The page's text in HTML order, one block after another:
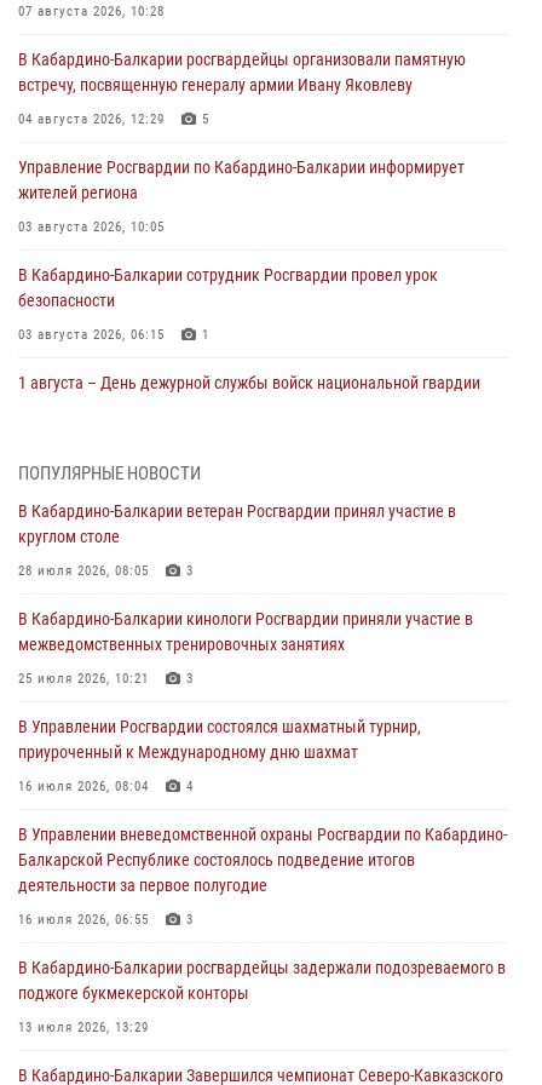
07 августа 2026, 10:28
В Кабардино-Балкарии росгвардейцы организовали памятную
встречу, посвященную генералу армии Ивану Яковлеву
04 августа 2026, 12:29 5
Управление Росгвардии по Кабардино-Балкарии информирует
жителей региона
03 августа 2026, 10:05
В Кабардино‑Балкарии сотрудник Росгвардии провел урок
безопасности
03 августа 2026, 06:15 1
1 августа – День дежурной службы войск национальной гвардии
мировой войне 1914-1918 годов
01 августа 2026, 07:30
поздравил специалистов подразделений тыла с профессиональным
праздником
01 августа 2026, 00:10
Росгвардия обеспечивает безопасность граждан на южном
направлении
31 июля 2026, 09:22
Состоялась рабочая встреча директора Росгвардии Героя России
генерала армии Виктора Золотова с заместителем полномочного
представителя Президента Российской Федерации в Северо-
Кавказском федеральном округе Виталием Кузнецовым
ПОПУЛЯРНЫЕ НОВОСТИ
В Кабардино-Балкарии ветеран Росгвардии принял участие в
круглом столе
28 июля 2026, 08:05 3
В Кабардино-Балкарии кинологи Росгвардии приняли участие в
межведомственных тренировочных занятиях
25 июля 2026, 10:21 3
В Управлении Росгвардии состоялся шахматный турнир,
приуроченный к Международному дню шахмат
16 июля 2026, 08:04 4
В Управлении вневедомственной охраны Росгвардии по Кабардино-
Балкарской Республике состоялось подведение итогов
деятельности за первое полугодие
16 июля 2026, 06:55 3
В Кабардино-Балкарии росгвардейцы задержали подозреваемого в
поджоге букмекерской конторы
13 июля 2026, 13:29
В Кабардино-Балкарии Завершился чемпионат Северо-Кавказского